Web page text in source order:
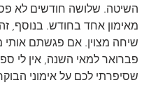
השיטה. שלושה חודשים לא
מאימון אחד בחודש. בנוסף,
שיחה מצוין. אם פגשתם אותי
פברואר למאי השנה, אין לי
שסיפרתי לכם על אימוני